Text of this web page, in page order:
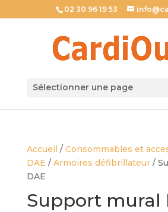
02 30 96 19 53
Sélectionner une page
Accueil / Consommables et
DAE / Armoires défibrillateur/
DAE
Support mural